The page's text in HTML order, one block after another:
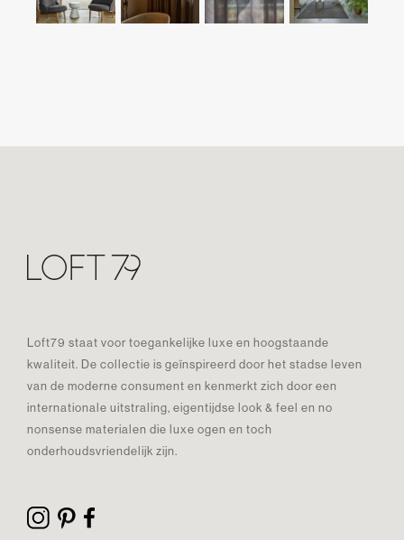
Loft79 staat voor toegankelijke luxe en hoogstaande
kwaliteit. De collectie is geïnspireerd door het stadse leven
van de moderne consument en kenmerkt zich door een
internationale uitstraling, eigentijdse look & feel en no
nonsense materialen die luxe ogen en toch
onderhoudsvriendelijk zijn.